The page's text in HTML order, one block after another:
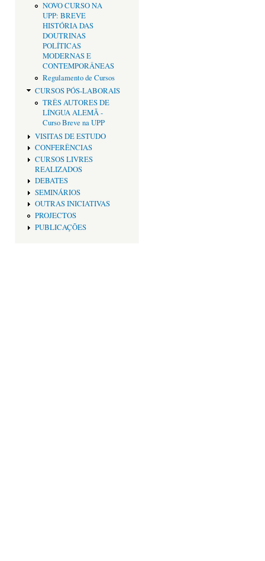
NOVO CURSO NA
UPP: BREVE
HISTÓRIA DAS
DOUTRINAS
POLÍTICAS
MODERNAS E
CONTEMPORÂNEAS
Regulamento de Cursos
CURSOS PÓS-LABORAIS
TRÊS AUTORES DE
LÍNGUA ALEMÃ -
Curso Breve na UPP
VISITAS DE ESTUDO
CONFERÊNCIAS
CURSOS LIVRES
REALIZADOS
DEBATES
SEMINÁRIOS
OUTRAS INICIATIVAS
PROJECTOS
PUBLICAÇÕES